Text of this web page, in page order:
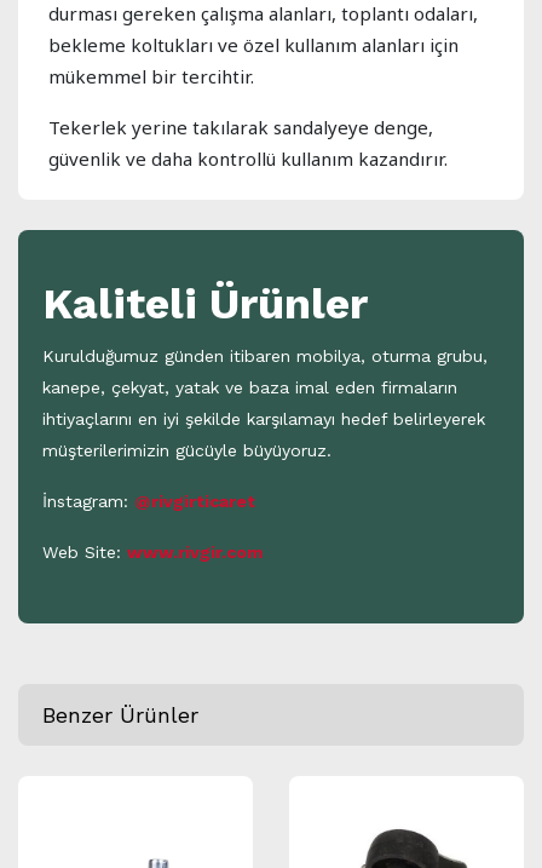
durması gereken çalışma alanları, toplantı odaları,
bekleme koltukları ve özel kullanım alanları için
mükemmel bir tercihtir.
Tekerlek yerine takılarak sandalyeye denge,
güvenlik ve daha kontrollü kullanım kazandırır.
Kaliteli Ürünler
Kurulduğumuz günden itibaren mobilya, oturma grubu,
kanepe, çekyat, yatak ve baza imal eden firmaların
ihtiyaçlarını en iyi şekilde karşılamayı hedef belirleyerek
müşterilerimizin gücüyle büyüyoruz.
İnstagram: @rivgirticaret
Web Site: www.rivgir.com
Benzer Ürünler